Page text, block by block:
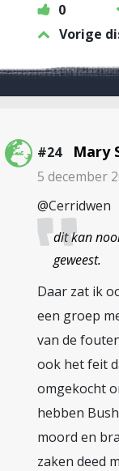
0
Vorige
#24 Mary
5 december
@Cerridwen
dit kan
geweest.
Daar zat ik
een groep
van de
ook het feit
omgekocht
hebben
moord en
zaken deed